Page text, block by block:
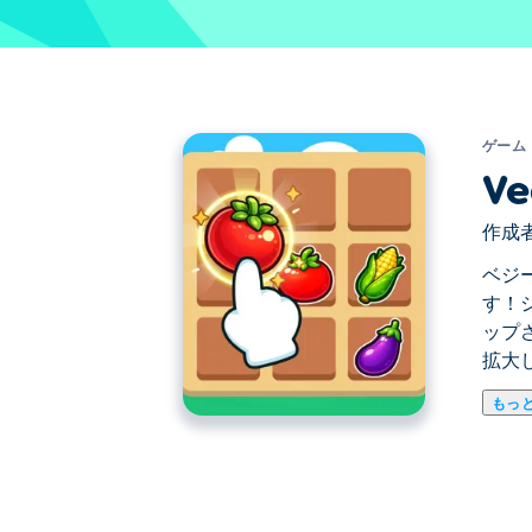
ゲーム
作成
ベジ
す！
ップ
拡大
もっ
ベジーマージは、自分の農場で採れた